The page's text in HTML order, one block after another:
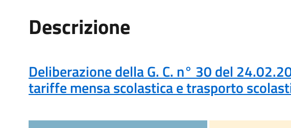
Descrizione
Deliberazione della G. C. n° 30 del
tariffe mensa scolastica e trasporto